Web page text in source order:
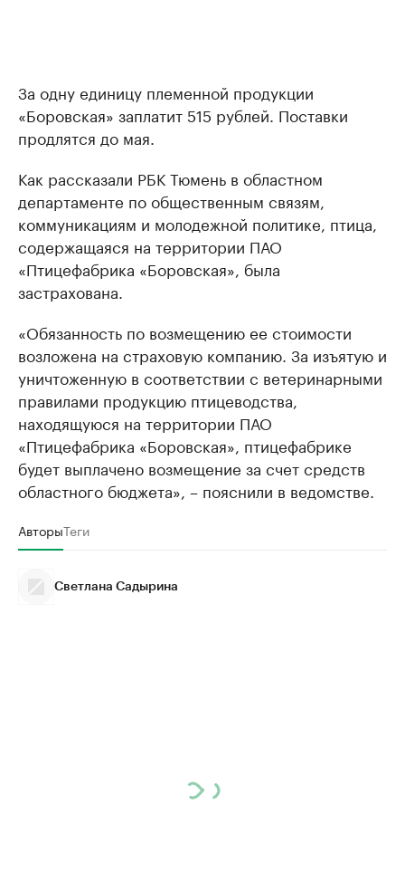
За одну единицу племенной продукции
«Боровская» заплатит 515 рублей. Поставки
продлятся до мая.
Как рассказали РБК Тюмень в областном
департаменте по общественным связям,
коммуникациям и молодежной политике, птица,
содержащаяся на территории ПАО
«Птицефабрика «Боровская», была
застрахована.
«Обязанность по возмещению ее стоимости
возложена на страховую компанию. За изъятую и
уничтоженную в соответствии с ветеринарными
правилами продукцию птицеводства,
находящуюся на территории ПАО
«Птицефабрика «Боровская», птицефабрике
будет выплачено возмещение за счет средств
областного бюджета», – пояснили в ведомстве.
АвторыТеги
Светлана Садырина